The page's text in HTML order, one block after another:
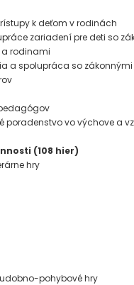
k deťom v rodinách
zariadení pre deti so
rodinami
a spolupráca so
poradenstvo vo výchove a
(108 hier)
hry
pohybové hry